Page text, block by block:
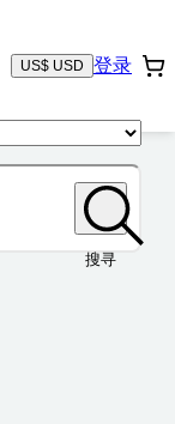
US$ USD 登录
搜寻